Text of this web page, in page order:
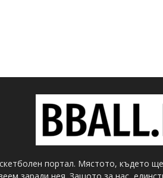
портал. Мястото, където